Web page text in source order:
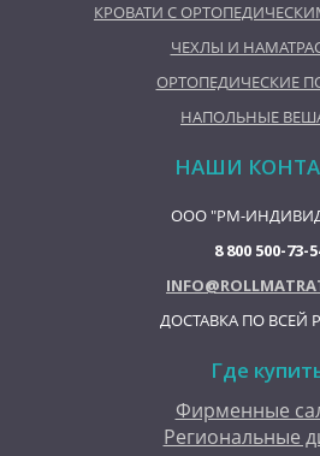
КРОВАТИ С
ЧЕХЛЫ И
ОРТОПЕДИЧЕСКИЕ
НАПОЛЬНЫЕ
НАШИ
ООО "РМ-
8 800 500-73-
ДОСТАВКА ПО ВСЕЙ
Где
Фирменные
Региональные